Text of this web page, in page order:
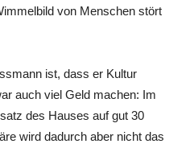
von Menschen stört
ist, dass er Kultur
auch viel Geld machen: Im
des Hauses auf gut 30
wird dadurch aber nicht das